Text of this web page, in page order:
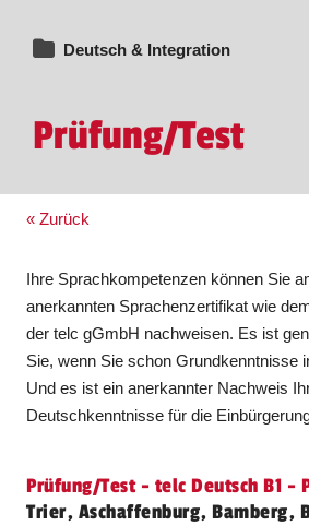
Deutsch & Integration
Prüfung/Test
« Zurück
Ihre Sprachkompetenzen können Sie
anerkannten Sprachenzertifikat wie
der telc gGmbH nachweisen. Es ist
Sie, wenn Sie schon Grundkenntnisse
Und es ist ein anerkannter Nachweis
Deutschkenntnisse für die
Prüfung/Test - telc Deutsch B1 -
Trier, Aschaffenburg, Bamberg,